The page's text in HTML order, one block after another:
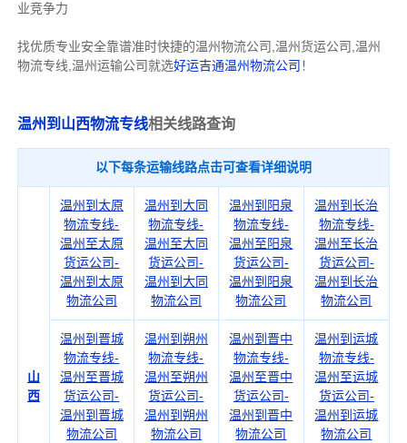
业竞争力
找优质专业安全靠谱准时快捷的温州物流公司,温州货运公司,温州
物流专线,温州运输公司就选好运吉通温州物流公司 ！
温州到山西物流专线相关线路查询
以下每条运输线路点击可查看详细说明
山
西
温州到太原
物流专线-
温州至太原
货运公司-
温州到太原
物流公司
温州到大同
物流专线-
温州至大同
货运公司-
温州到大同
物流公司
温州到阳泉
物流专线-
温州至阳泉
货运公司-
温州到阳泉
物流公司
温州到长治
物流专线-
温州至长治
货运公司-
温州到长治
物流公司
温州到晋城
物流专线-
温州至晋城
货运公司-
温州到晋城
物流公司
温州到朔州
物流专线-
温州至朔州
货运公司-
温州到朔州
物流公司
温州到晋中
物流专线-
温州至晋中
货运公司-
温州到晋中
物流公司
温州到运城
物流专线-
温州至运城
货运公司-
温州到运城
物流公司